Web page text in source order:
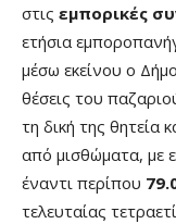
στις εμπορικές
ετήσια
μέσω εκείνου ο
θέσεις του
τη δική της
από μισθώματα, με
έναντι περίπου
τελευταίας